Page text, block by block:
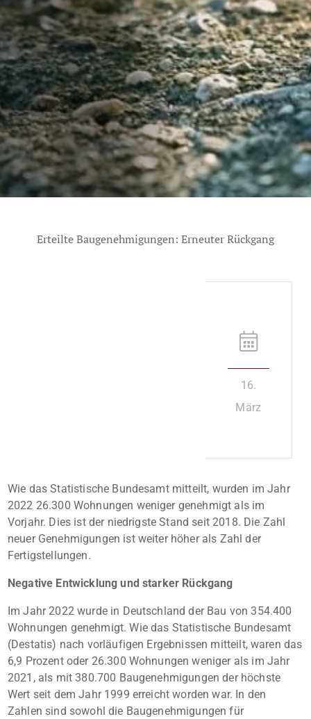
Erteilte Baugenehmigungen: Erneuter Rückgang
16.
März
Wie das Statistische Bundesamt mitteilt, wurden im Jahr
2022 26.300 Wohnungen weniger genehmigt als im
Vorjahr. Dies ist der niedrigste Stand seit 2018. Die Zahl
neuer Genehmigungen ist weiter höher als Zahl der
Fertigstellungen.
Negative Entwicklung und starker Rückgang
Im Jahr 2022 wurde in Deutschland der Bau von 354.400
Wohnungen genehmigt. Wie das Statistische Bundesamt
(Destatis) nach vorläufigen Ergebnissen mitteilt, waren das
6,9 Prozent oder 26.300 Wohnungen weniger als im Jahr
2021, als mit 380.700 Baugenehmigungen der höchste
Wert seit dem Jahr 1999 erreicht worden war. In den
Zahlen sind sowohl die Baugenehmigungen für